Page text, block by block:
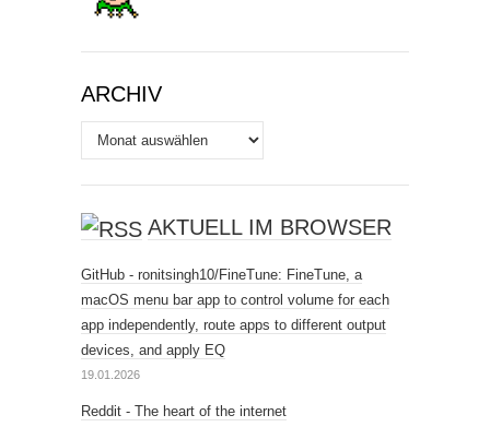
ARCHIV
Archiv
AKTUELL IM BROWSER
GitHub - ronitsingh10/FineTune: FineTune, a
macOS menu bar app to control volume for each
app independently, route apps to different output
devices, and apply EQ
19.01.2026
Reddit - The heart of the internet